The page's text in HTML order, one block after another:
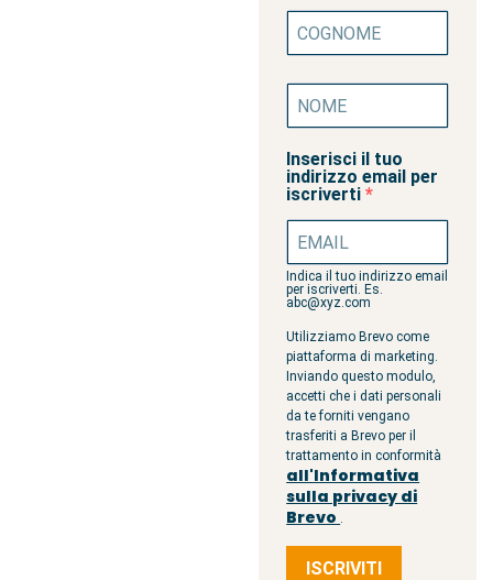
Inserisci il tuo
indirizzo email per
iscriverti
Indica il tuo indirizzo email
per iscriverti. Es.
abc@xyz.com
Utilizziamo Brevo come
piattaforma di marketing.
Inviando questo modulo,
accetti che i dati personali
da te forniti vengano
trasferiti a Brevo per il
trattamento in conformità
all'Informativa
sulla privacy di
Brevo .
ISCRIVITI